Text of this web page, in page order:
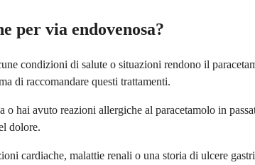
per via endovenosa?
condizioni di salute o situazioni rendono il
di raccomandare questi trattamenti.
hai avuto reazioni allergiche al paracetamolo in
dolore.
cardiache, malattie renali o una storia di ulcere